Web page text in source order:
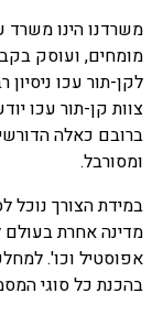
משרדנו הינו משרד
מומחים, ועוסק
לקן-תור עכו ניסיון
צוות קן-תור עכו
ברובם כאלה
ומסורבל.
במידת הצורך נוכל
מדינה אחרת בעולם
אפוסטיל וכו'.
בהכנת כל סוגי